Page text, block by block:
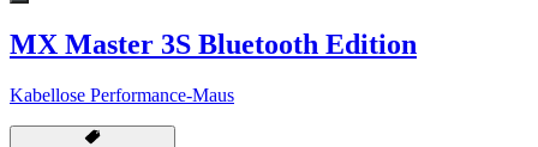
MX Master 3S Bluetooth Edition
Kabellose Performance-Maus